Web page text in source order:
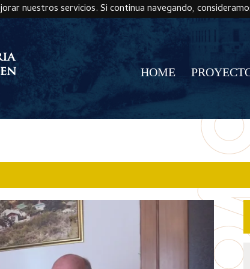
nuestros servicios. Si continua navegando,
HOME